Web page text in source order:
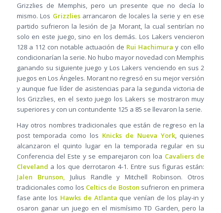
Grizzlies de Memphis, pero un presente que no decía lo
mismo. Los Grizzliesarrancaron de locales la serie y en ese
partido sufrieron la lesión de Ja Morant, la cual sentirían no
solo en este juego, sino en los demás. Los Lakers vencieron
128 a 112 con notable actuación de Rui Hachimura y con ello
condicionarían la serie. No hubo mayor novedad con Memphis
ganando su siguiente juego y Los Lakers venciendo en sus 2
juegos en Los Ángeles. Morant no regresó en su mejor versión
y aunque fue líder de asistencias para la segunda victoria de
los Grizzlies, en el sexto juego los Lakers se mostraron muy
superiores y con un contundente 125 a 85 se llevaron la serie.
Hay otros nombres tradicionales que están de regreso en la
post temporada como los Knicks de Nueva York, quienes
alcanzaron el quinto lugar en la temporada regular en su
Conferencia del Este y se emparejaron con loa Cavaliers de
Cleveland a los que derrotaron 4-1. Entre sus figuras están:
Jalen Brunson, Julius Randle y Mitchell Robinson. Otros
tradicionales como los Celtics de Boston sufrieron en primera
fase ante los Hawks de Atlanta que venían de los play-in y
osaron ganar un juego en el mismísimo TD Garden, pero la